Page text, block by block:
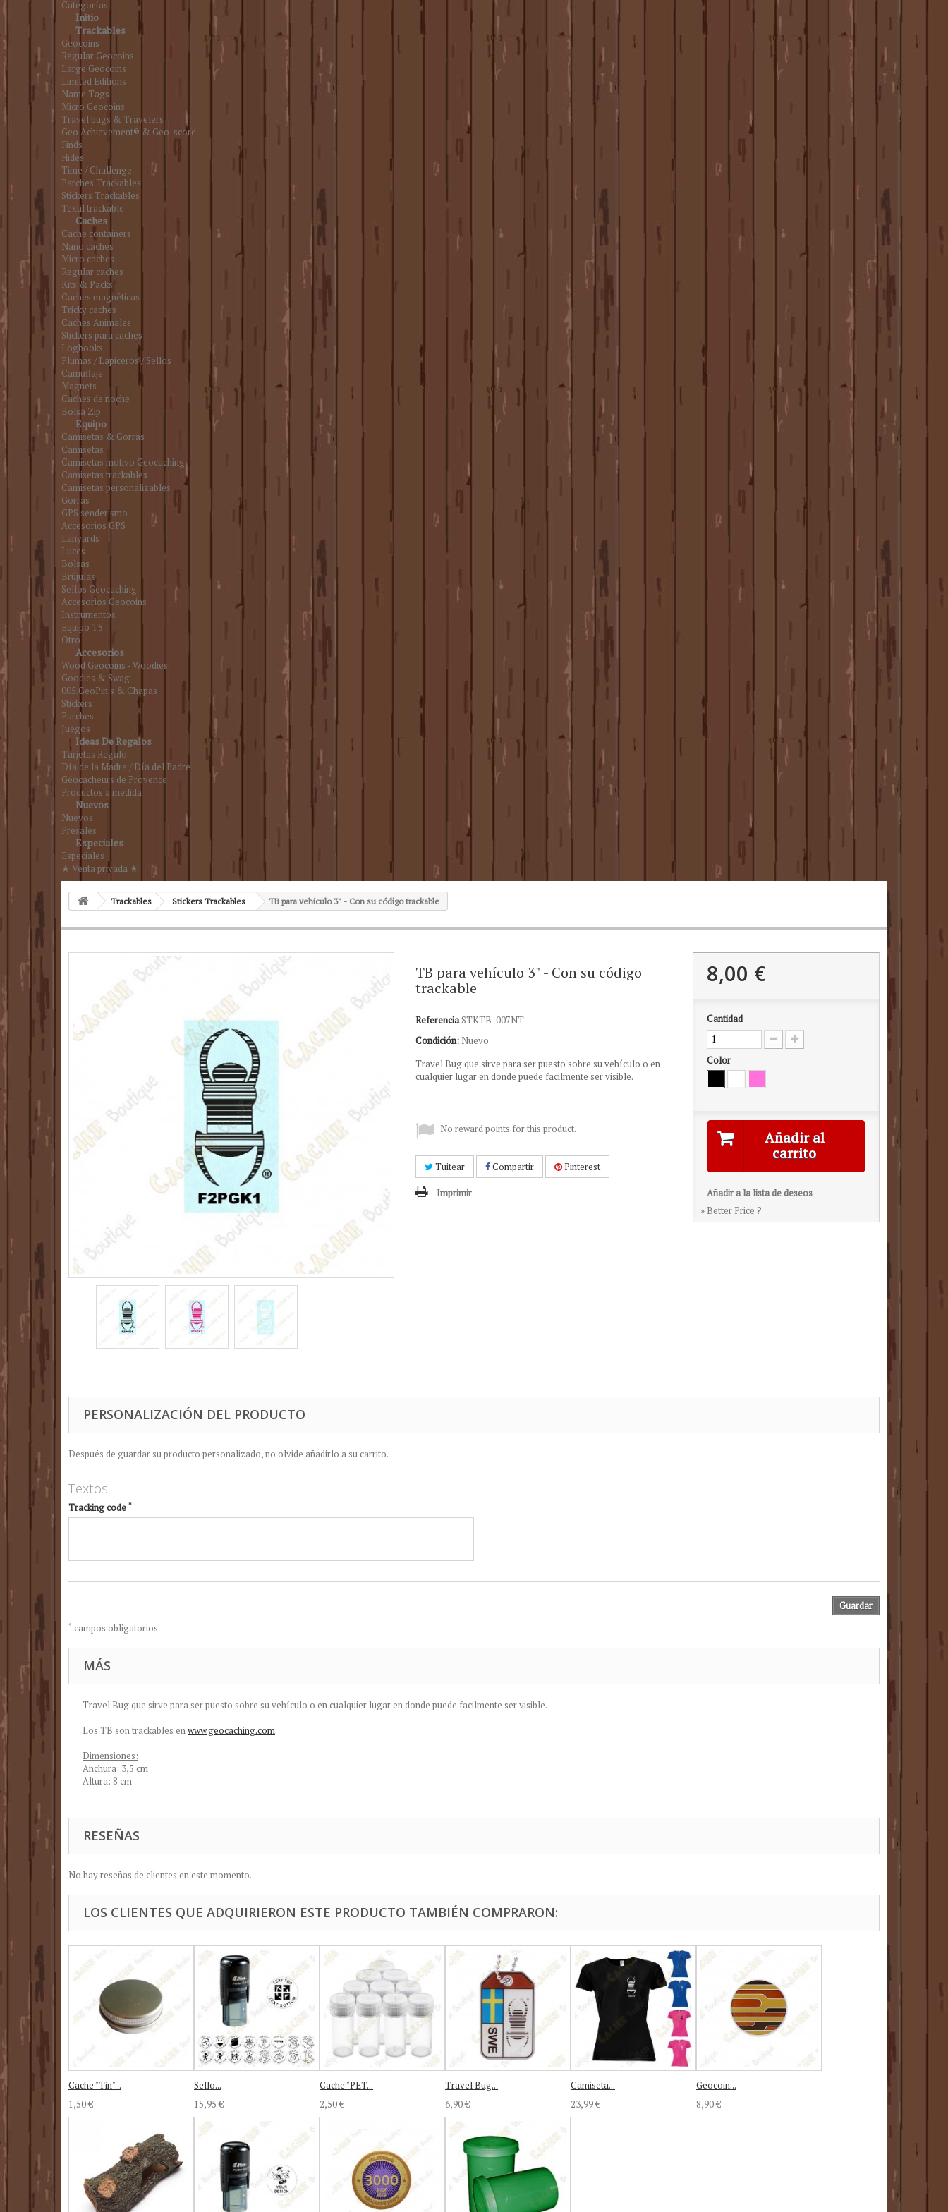
Categorías
Initio
Trackables
Geocoins
Regular Geocoins
Large Geocoins
Limited Editions
Name Tags
Micro Geocoins
Travel bugs & Travelers
Geo Achievement® & Geo-score
Finds
Hides
Time / Challenge
Parches Trackables
Stickers Trackables
Textil trackable
Caches
Cache containers
Nano caches
Micro caches
Regular caches
Kits & Packs
Caches magnéticas
Tricky caches
Caches Animales
Stickers para caches
Logbooks
Plumas / Lapiceros / Sellos
Camuflaje
Magnets
Caches de noche
Bolsa Zip
Equipo
Camisetas & Gorras
Camisetas
Camisetas motivo Geocaching
Camisetas trackables
Camisetas personalizables
Gorras
GPS senderismo
Accesorios GPS
Lanyards
Luces
Bolsas
Brújulas
Sellos Geocaching
Accesorios Geocoins
Instrumentos
Equipo T5
Otro
Accesorios
Wood Geocoins - Woodies
Goodies & Swag
005.GeoPin's & Chapas
Stickers
Parches
Juegos
Ideas De Regalos
Tarjetas Regalo
Día de la Madre / Día del Padre
Géocacheurs de Provence
Productos a medida
Nuevos
Nuevos
Presales
Especiales
Especiales
★ Venta privada ★
Trackables Stickers Trackables TB para vehículo 3" - Con su código trackable
TB para vehículo 3" - Con su código
trackable
ReferenciaSTKTB-007NT
Condición: Nuevo
Travel Bug que sirve para ser puesto sobre su vehículo o en
cualquier lugar en donde puede facilmente ser visible.
No reward points for this product.
Tuitear Compartir Pinterest
Imprimir
8,00 €
Cantidad
Color
Añadir al
carrito
Añadir a la lista de deseos
» Better Price ?
PERSONALIZACIÓN DEL PRODUCTO
Después de guardar su producto personalizado, no olvide añadirlo a su carrito.
Textos
Tracking code *
Guardar
* campos obligatorios
MÁS
Travel Bug que sirve para ser puesto sobre su vehículo o en cualquier lugar en donde puede facilmente ser visible.
Los TB son trackables enwww.geocaching.com.
Dimensiones:
Anchura: 3,5 cm
Altura: 8 cm
RESEÑAS
No hay reseñas de clientes en este momento.
LOS CLIENTES QUE ADQUIRIERON ESTE PRODUCTO TAMBIÉN COMPRARON:
Cache "Tin"...
1,50 €
Sello...
15,95 €
Cache "PET...
2,50 €
Travel Bug...
6,90 €
Camiseta...
23,99 €
Geocoin...
8,90 €